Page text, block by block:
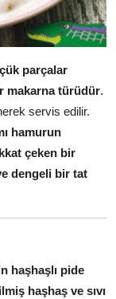
parçalar
makarna türüdür.
servis edilir.
hamurun
çeken bir
dengeli bir tat
haşhaşlı pide
haşhaş ve sıvı